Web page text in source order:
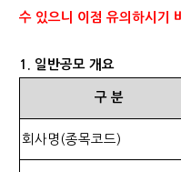
수 있으니 이점 유의하시기
1. 일반공모 개요
구 분
회사명 (종목코드)